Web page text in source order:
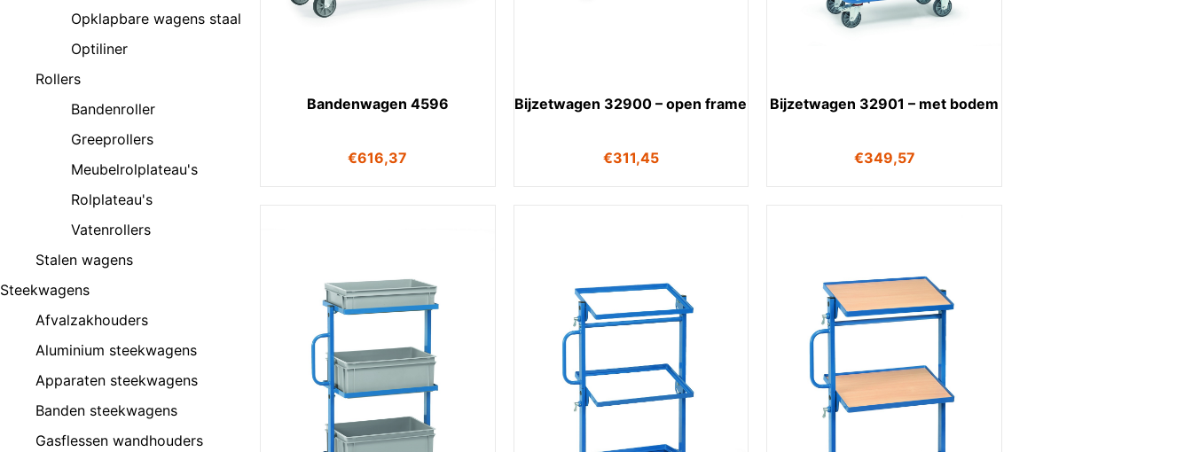
Opklapbare wagens staal
Optiliner
Rollers
Bandenroller
Greeprollers
Meubelrolplateau's
Rolplateau's
Vatenrollers
Stalen wagens
Steekwagens
Afvalzakhouders
Aluminium steekwagens
Apparaten steekwagens
Banden steekwagens
Gasflessen wandhouders
Bandenwagen 4596
€616,37
Bijzetwagen 32900 – open frame
€311,45
Bijzetwagen 32901 – met bodem
€349,57